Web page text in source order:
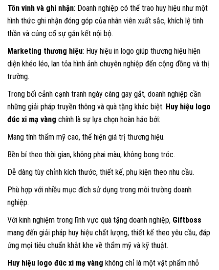
Tôn vinh và ghi nhận: Doanh nghiệp có thể trao huy hiệu như một
hình thức ghi nhận đóng góp của nhân viên xuất sắc, khích lệ tinh
thần và củng cố sự gắn kết nội bộ.
Marketing thương hiệu: Huy hiệu in logo giúp thương hiệu hiện
diện khéo léo, lan tỏa hình ảnh chuyên nghiệp đến cộng đồng và thị
trường.
Trong bối cảnh cạnh tranh ngày càng gay gắt, doanh nghiệp cần
những giải pháp truyền thông và quà tặng khác biệt. Huy hiệu logo
đúc xi mạ vàng chính là sự lựa chọn hoàn hảo bởi:
Mang tính thẩm mỹ cao, thể hiện giá trị thương hiệu.
Bền bỉ theo thời gian, không phai màu, không bong tróc.
Dễ dàng tùy chỉnh kích thước, thiết kế, phụ kiện theo nhu cầu.
Phù hợp với nhiều mục đích sử dụng trong môi trường doanh
nghiệp.
Với kinh nghiệm trong lĩnh vực quà tặng doanh nghiệp, Giftboss
mang đến giải pháp huy hiệu chất lượng, thiết kế theo yêu cầu, đáp
ứng mọi tiêu chuẩn khắt khe về thẩm mỹ và kỹ thuật.
Huy hiệu logo đúc xi mạ vàng không chỉ là một vật phẩm nhỏ